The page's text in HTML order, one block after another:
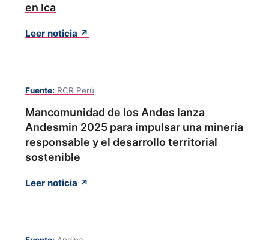
en Ica
Leer noticia ↗
Fuente: RCR Perú
Mancomunidad de los Andes lanza
Andesmin 2025 para impulsar una minería
responsable y el desarrollo territorial
sostenible
Leer noticia ↗